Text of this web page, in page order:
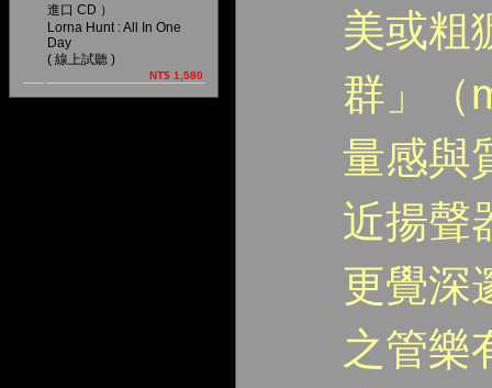
進口 CD ）
Lorna Hunt : All In One
Day
( 線上試聽 )
NT$ 1,580
美或粗
群」（
量感與
近揚聲
更覺深
之管樂